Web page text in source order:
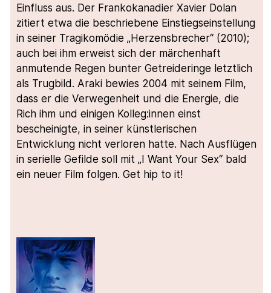
Einfluss aus. Der Frankokanadier Xavier Dolan
zitiert etwa die beschriebene Einstiegseinstellung
in seiner Tragikomödie „Herzensbrecher“ (2010);
auch bei ihm erweist sich der märchenhaft
anmutende Regen bunter Getreideringe letztlich
als Trugbild. Araki bewies 2004 mit seinem Film,
dass er die Verwegenheit und die Energie, die
Rich ihm und einigen Kolleg:innen einst
bescheinigte, in seiner künstlerischen
Entwicklung nicht verloren hatte. Nach Ausflügen
in serielle Gefilde soll mit „I Want Your Sex“ bald
ein neuer Film folgen. Get hip to it!